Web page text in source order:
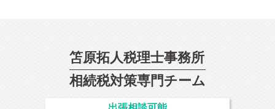
笘原拓人税理士事務所
相続税対策専門チーム